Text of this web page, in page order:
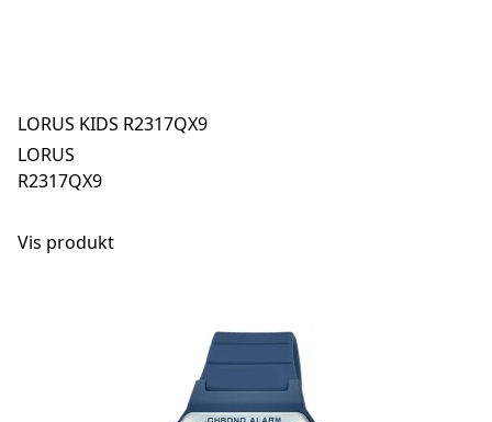
LORUS KIDS R2317QX9
LORUS
R2317QX9
Vis produkt